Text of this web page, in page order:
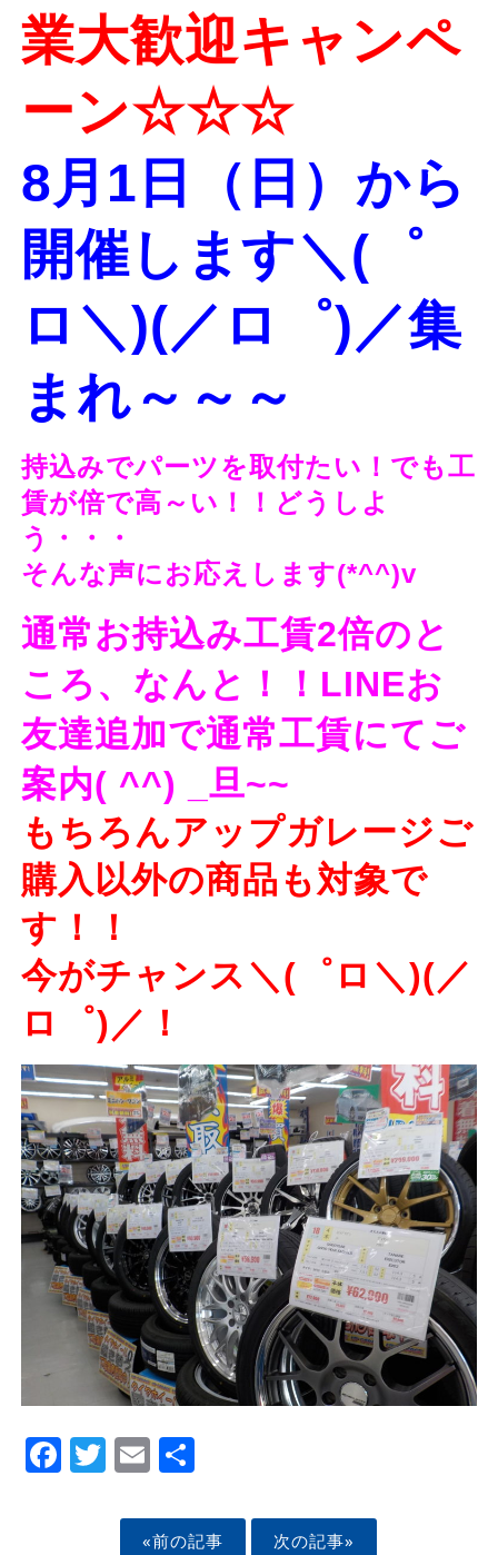
業大歓迎キャンペ
ーン☆☆☆
8月1日（日）から
開催します＼(゜
ロ＼)(／ロ゜)／集
まれ～～～
持込みでパーツを取付たい！でも工
賃が倍で高～い！！どうしよ
う・・・
そんな声にお応えします(*^^)v
通常お持込み工賃2倍のと
ころ、なんと！！LINEお
友達追加で通常工賃にてご
案内( ^^) _旦~~
もちろんアップガレージご
購入以外の商品も対象で
す！！
今がチャンス＼(゜ロ＼)(／
ロ゜)／！
Facebook
Twitter
EmailShare
«前の記事 次の記事»